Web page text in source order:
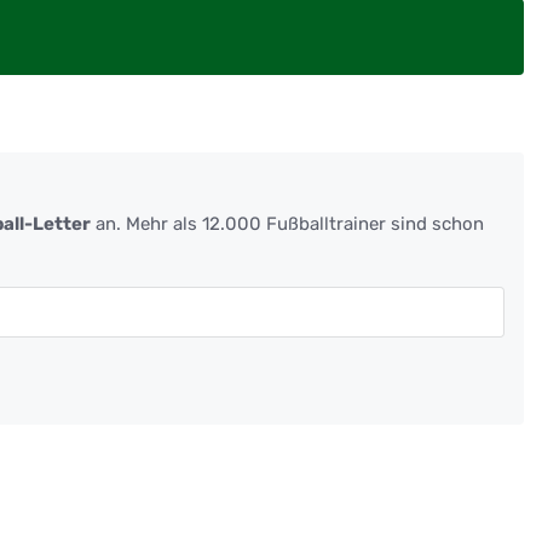
Letter an. Mehr als 12.000 Fußballtrainer sind schon